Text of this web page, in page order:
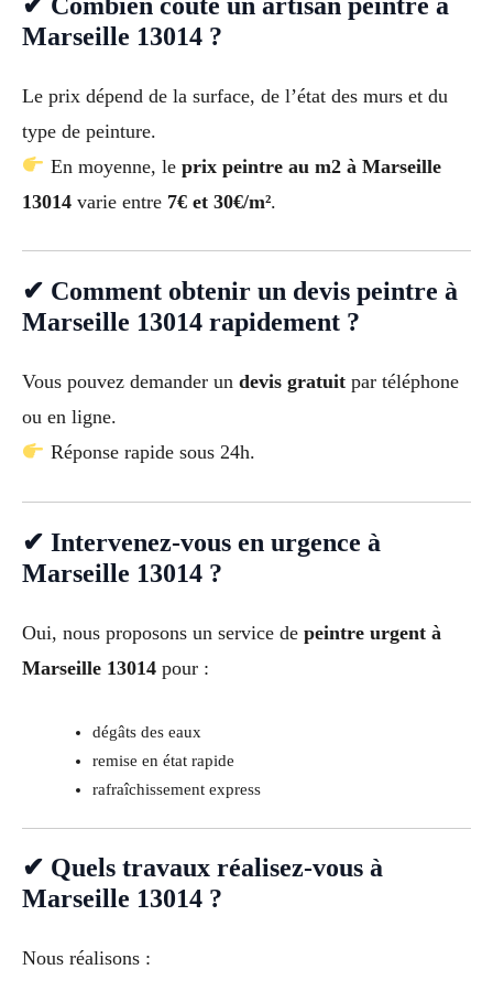
Marseille 13014 ?
Le prix dépend de la surface, de l’état des murs et du
type de peinture.
En moyenne, le prix peintre au m2 à Marseille
13014 varie entre 7€ et 30€/m².
✔ Comment obtenir un devis peintre à
Marseille 13014 rapidement ?
Vous pouvez demander un devis gratuit par téléphone
ou en ligne.
Réponse rapide sous 24h.
✔ Intervenez-vous en urgence à
Marseille 13014 ?
Oui, nous proposons un service de peintre urgent à
Marseille 13014 pour :
dégâts des eaux
remise en état rapide
rafraîchissement express
✔ Quels travaux réalisez-vous à
Marseille 13014 ?
Nous réalisons :